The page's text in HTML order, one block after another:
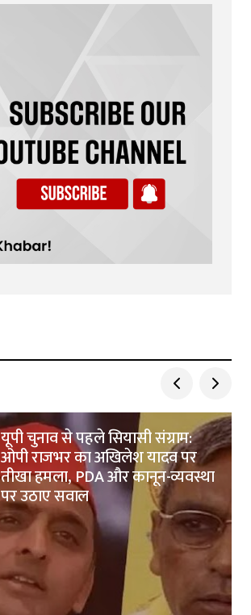
यूपी चुनाव से पहले सियासी संग्राम:
ओपी राजभर का अखिलेश यादव पर
तीखा हमला, PDA और कानून-व्यवस्था
पर उठाए सवाल